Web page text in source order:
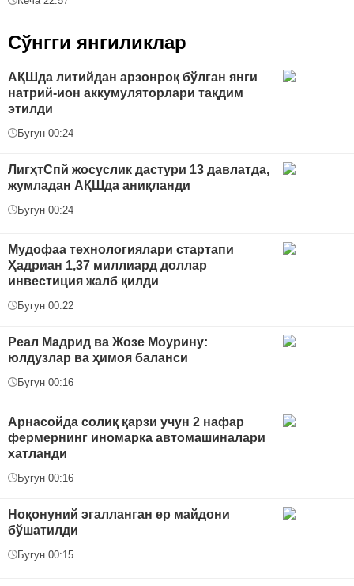
Сўнгги янгиликлар
АҚШда литийдан арзонроқ бўлган янги
натрий-ион аккумуляторлари тақдим
этилди
Бугун 00:24
ЛигҳтСпй жосуслик дастури 13 давлатда,
жумладан АҚШда аниқланди
Бугун 00:24
Мудофаа технологиялари стартапи
Ҳадриан 1,37 миллиард доллар
инвестиция жалб қилди
Бугун 00:22
Реал Мадрид ва Жозе Моурину:
юлдузлар ва ҳимоя баланси
Бугун 00:16
Арнасойда солиқ қарзи учун 2 нафар
фермернинг иномарка автомашиналари
хатланди
Бугун 00:16
Ноқонуний эгалланган ер майдони
бўшатилди
Бугун 00:15